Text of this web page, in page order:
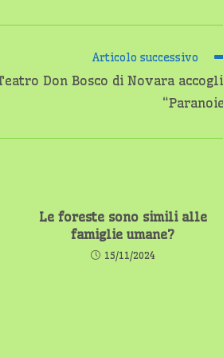
Articolo successivo
Don Bosco di Novara
Le foreste sono simili alle
famiglie umane?
15/11/2024